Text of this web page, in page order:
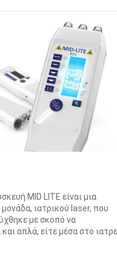
MID LITE είναι μια
ιατρικού laser, που
με σκοπό να
απλά, είτε μέσα στο